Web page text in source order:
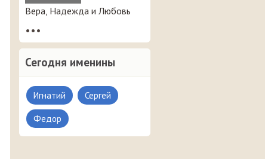
Вера, Надежда и Любовь
•••
Сегодня именины
Игнатий Сергей
Федор